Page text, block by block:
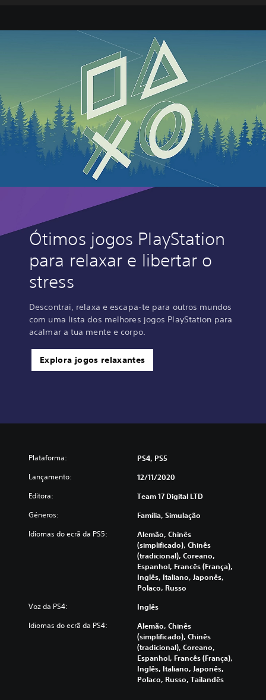
Ótimos jogos PlayStation
para relaxar e libertar o
stress
Descontrai, relaxa e escapa-te para outros mundos
com uma lista dos melhores jogos PlayStation para
acalmar a tua mente e corpo.
Explora jogos relaxantes
Plataforma: PS4, PS5
Lançamento: 12/11/2020
Editora: Team 17 Digital LTD
Géneros: Família, Simulação
Idiomas do ecrã da PS5:
Alemão, Chinês
(simplificado), Chinês
(tradicional), Coreano,
Espanhol, Francês (França),
Inglês, Italiano, Japonês,
Polaco, Russo
Voz da PS4: Inglês
Idiomas do ecrã da PS4:
Alemão, Chinês
(simplificado), Chinês
(tradicional), Coreano,
Espanhol, Francês (França),
Inglês, Italiano, Japonês,
Polaco, Russo, Tailandês